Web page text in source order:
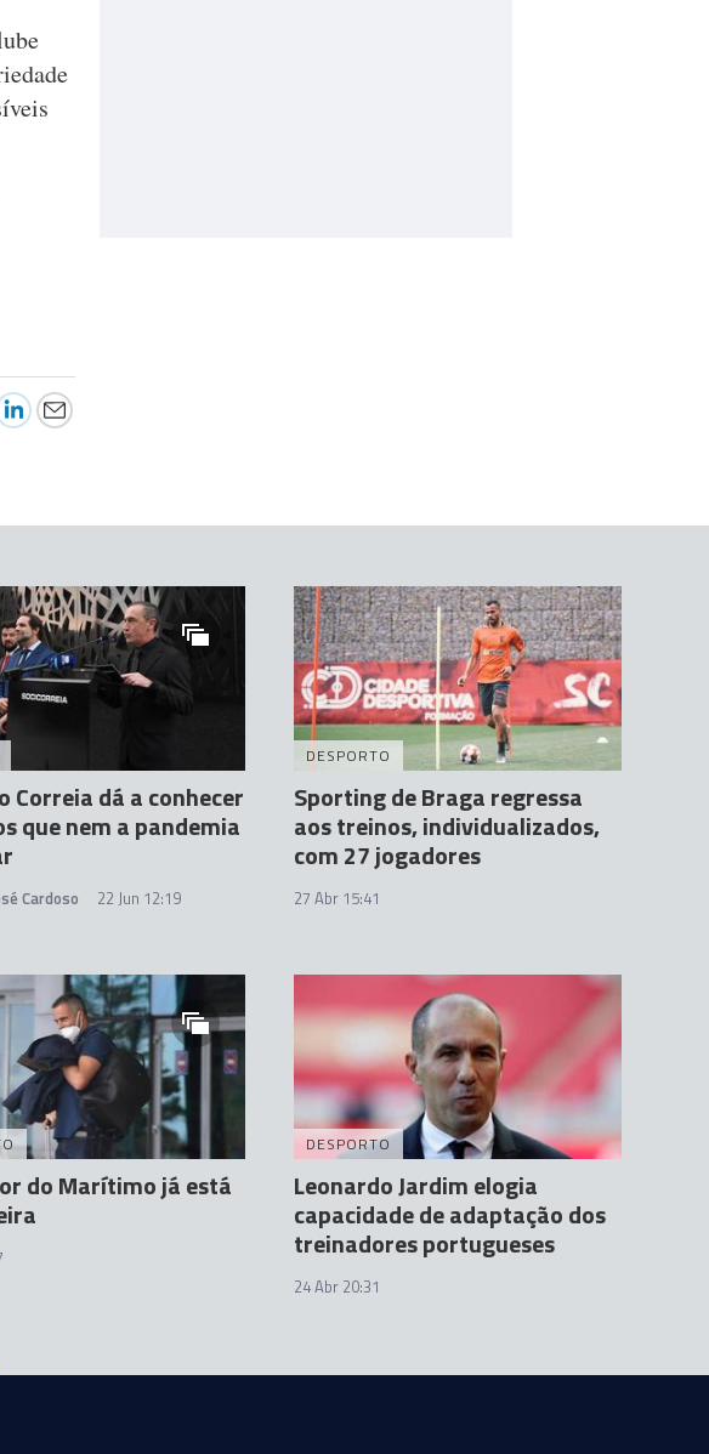
Correia dá a conhecer
que nem a pandemia
Cardoso 22 Jun 12:19
DESPORTO
Sporting de Braga regressa
aos treinos, individualizados,
com 27 jogadores
27 Abr 15:41
do Marítimo já está
DESPORTO
Leonardo Jardim elogia
capacidade de adaptação dos
treinadores portugueses
24 Abr 20:31